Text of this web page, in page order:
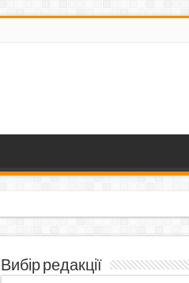
Вибір редакції